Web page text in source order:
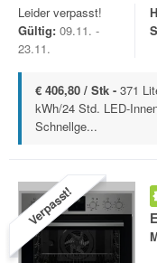
Leider verpasst!
Gültig: 09.11. -
23.11.
€ 406,80 / Stk - 371
kWh/24 Std. LED-
Schnellge...
Verpasst!